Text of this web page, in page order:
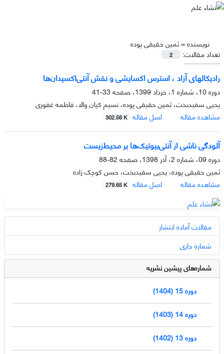
نویسنده =ثمین حقیقی پوده
تعداد مقالات:
2
رادیکال­های آزاد ، استرس اکسایشی و نقش آنتی‌اکسیدان‌ها
دوره 10، شماره 1، خرداد 1399، صفحه
33-41
یحیی سفیدبخت، ثمین حقیقی پوده، نسیم کیان والا، فاطمه غفوری
مشاهده مقاله
اصل مقاله 302.56 K
آلودگی ناشی از آنتی‌بیوتیک‌ها بر محیط‌زیست
دوره 09، شماره 2، آذر 1398، صفحه
82-88
ثمین حقیقی پوده، یحیی سفیدبخت، حسن کوچک زاده
مشاهده مقاله
اصل مقاله 279.65 K
مقالات آماده انتشار
شماره جاری
شماره‌های پیشین نشریه
دوره 15 (1404)
دوره 14 (1403)
دوره 13 (1402)